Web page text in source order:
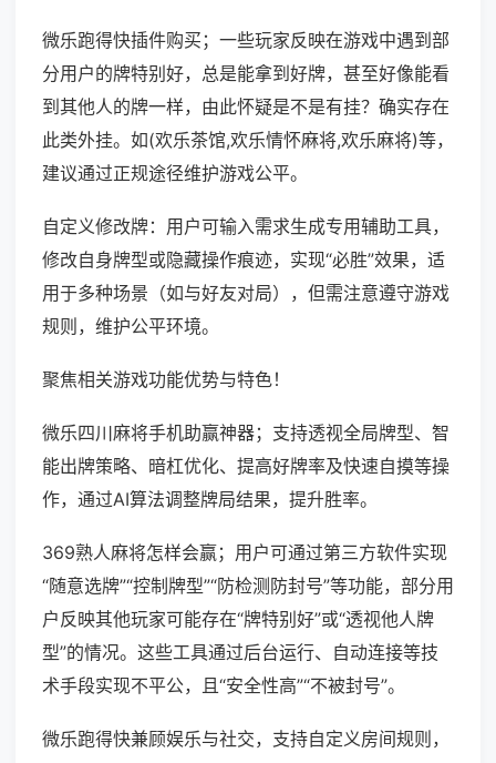
微乐跑得快插件购买；一些玩家反映在游戏中遇到部
分用户的牌特别好，总是能拿到好牌，甚至好像能看
到其他人的牌一样，由此怀疑是不是有挂？确实存在
此类外挂。如(欢乐茶馆,欢乐情怀麻将,欢乐麻将)等，
建议通过正规途径维护游戏公平。
自定义修改牌：用户可输入需求生成专用辅助工具，
修改自身牌型或隐藏操作痕迹，实现“必胜”效果，适
用于多种场景（如与好友对局），但需注意遵守游戏
规则，维护公平环境。
聚焦相关游戏功能优势与特色！
微乐四川麻将手机助赢神器；支持透视全局牌型、智
能出牌策略、暗杠优化、提高好牌率及快速自摸等操
作，通过AI算法调整牌局结果，提升胜率。
369熟人麻将怎样会赢；用户可通过第三方软件实现
“随意选牌”“控制牌型”“防检测防封号”等功能，部分用
户反映其他玩家可能存在“牌特别好”或“透视他人牌
型”的情况。这些工具通过后台运行、自动连接等技
术手段实现不平公，且“安全性高”“不被封号”。
微乐跑得快兼顾娱乐与社交，支持自定义房间规则，